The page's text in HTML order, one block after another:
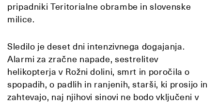
pripadniki Teritorialne obrambe in slovenske
milice.
Sledilo je deset dni intenzivnega dogajanja.
Alarmi za zračne napade, sestrelitev
helikopterja v Rožni dolini, smrt in poročila o
spopadih, o padlih in ranjenih, starši, ki prosijo in
zahtevajo, naj njihovi sinovi ne bodo vključeni v